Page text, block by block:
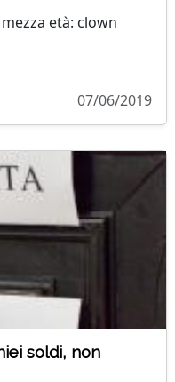
età: clown
07/06/2019
soldi, non